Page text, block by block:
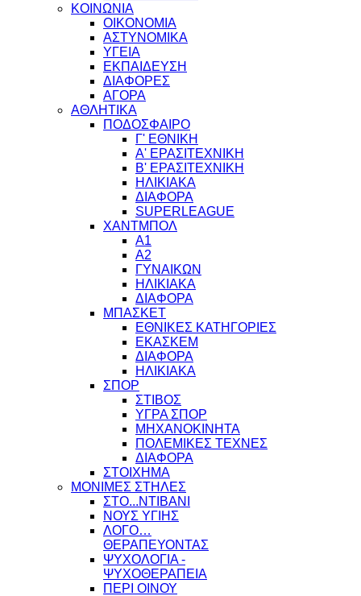
ΚΟΙΝΩΝΙΑ
ΟΙΚΟΝΟΜΙΑ
ΑΣΤΥΝΟΜΙΚΑ
ΥΓΕΙΑ
ΕΚΠΑΙΔΕΥΣΗ
ΔΙΑΦΟΡΕΣ
ΑΓΟΡΑ
ΑΘΛΗΤΙΚΑ
ΠΟΔΟΣΦΑΙΡΟ
Γ' ΕΘΝΙΚΗ
Α' ΕΡΑΣΙΤΕΧΝΙΚΗ
Β' ΕΡΑΣΙΤΕΧΝΙΚΗ
ΗΛΙΚΙΑΚΑ
ΔΙΑΦΟΡΑ
SUPERLEAGUE
ΧΑΝΤΜΠΟΛ
Α1
Α2
ΓΥΝΑΙΚΩΝ
ΗΛΙΚΙΑΚΑ
ΔΙΑΦΟΡΑ
ΜΠΑΣΚΕΤ
ΕΘΝΙΚΕΣ ΚΑΤΗΓΟΡΙΕΣ
ΕΚΑΣΚΕΜ
ΔΙΑΦΟΡΑ
ΗΛΙΚΙΑΚΑ
ΣΠΟΡ
ΣΤΙΒΟΣ
ΥΓΡΑ ΣΠΟΡ
ΜΗΧΑΝΟΚΙΝΗΤΑ
ΠΟΛΕΜΙΚΕΣ ΤΕΧΝΕΣ
ΔΙΑΦΟΡΑ
ΣΤΟΙΧΗΜΑ
ΜΟΝΙΜΕΣ ΣΤΗΛΕΣ
ΣΤΟ...ΝΤΙΒΑΝΙ
ΝΟΥΣ ΥΓΙΗΣ
ΛΟΓΟ…
ΘΕΡΑΠΕΥΟΝΤΑΣ
ΨΥΧΟΛΟΓΙΑ -
ΨΥΧΟΘΕΡΑΠΕΙΑ
ΠΕΡΙ ΟΙΝΟΥ